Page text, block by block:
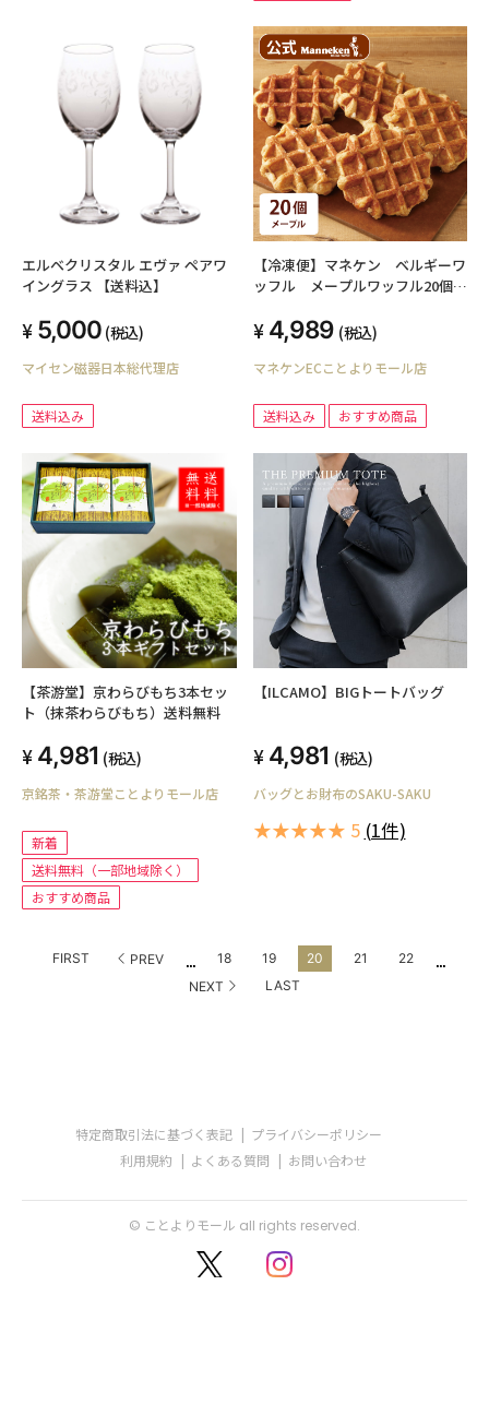
エルベクリスタル エヴァ ペアワ
イングラス 【送料込】
5,000 (税込)
マイセン磁器日本総代理店
送料込み
【冷凍便】マネケン ベルギーワ
ッフル メープルワッフル20個入
4,989 (税込)
マネケンECことよりモール店
送料込み おすすめ商品
【茶游堂】京わらびもち3本セッ
ト（抹茶わらびもち）送料無料
4,981 (税込)
京銘茶・茶游堂ことよりモール店
新着
送料無料（一部地域除く）
おすすめ商品
【ILCAMO】BIGトートバッグ
4,981 (税込)
バッグとお財布のSAKU-SAKU
★★★★★ 5 (1件)
FIRST PREV ... 18 19 20 21 22 ...
NEXT LAST
特定商取引法に基づく表記
プライバシーポリシー
利用規約
よくある質問 お問い合わせ
© ことよりモール all rights reserved.